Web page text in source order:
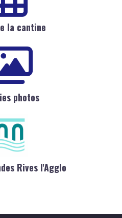
la cantine
photos
Rives l'Agglo